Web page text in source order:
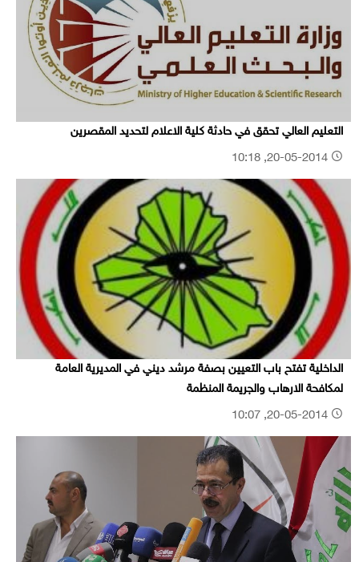
التعليم العالي تحقق في حادثة كلية الاعلام لتحديد المقصرين
الداخلية تفتح باب التعيين بصفة مرشد ديني في المديرية العامة
لمكافحة الارهاب والجريمة المنظمة